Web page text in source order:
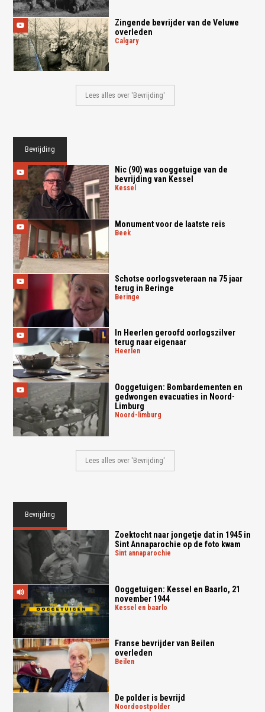
Zingende bevrijder van de Veluwe
overleden
calgary
Lees alles over 'Bevrijding'
Bevrijding
Nic (90) was ooggetuige van de
bevrijding van Kessel
kessel
Monument voor de laatste reis
beek
Schotse oorlogsveteraan na 75 jaar
terug in Beringe
beringe
In Heerlen geroofd oorlogszilver
terug naar eigenaar
heerlen
Ooggetuigen: Bombardementen en
gedwongen evacuaties in Noord-
Limburg
noord-limburg
Lees alles over 'Bevrijding'
Bevrijding
Zoektocht naar jongetje dat in 1945 in
Sint Annaparochie op de foto kwam
sint annaparochie
Ooggetuigen: Kessel en Baarlo, 21
november 1944
kessel en baarlo
Franse bevrijder van Beilen
overleden
beilen
De polder is bevrijd
noordoostpolder